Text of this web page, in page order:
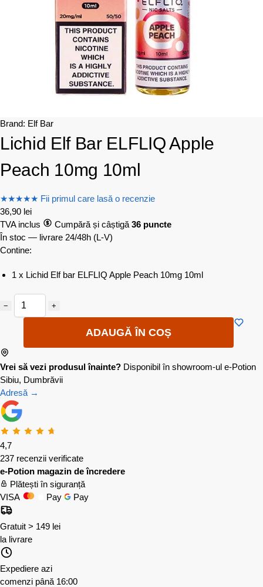
Brand: Elf Bar
Lichid Elf Bar ELFLIQ Apple
Peach 10mg 10ml
★★★★★ Fii primul care lasă o recenzie
36,90 lei
TVA inclus
Cumpără și câștigă 36 puncte
În stoc — livrare 24/48h (L-V)
Contine:
1 x Lichid Elf bar ELFLIQ Apple Peach 10mg 10ml
− +
ADAUGĂ ÎN COȘ
Vrei să vezi produsul înainte? Disponibil în showroom-ul e-Potion
Sibiu, Dumbrăvii
Adresă →
4,7
237 recenzii verificate
e-Potion magazin de încredere
Plătești în siguranță
VISA
Pay Pay
Gratuit > 149 lei
la livrare
Expediere azi
comenzi până 16:00